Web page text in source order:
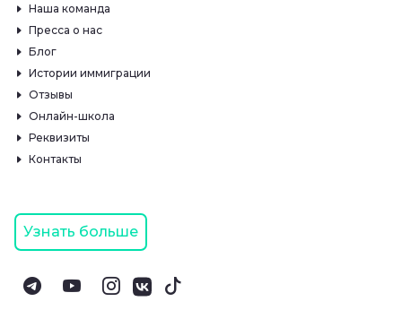
Наша команда
Пресса о нас
Блог
Истории иммиграции
Отзывы
Онлайн-школа
Реквизиты
Контакты
Узнать больше